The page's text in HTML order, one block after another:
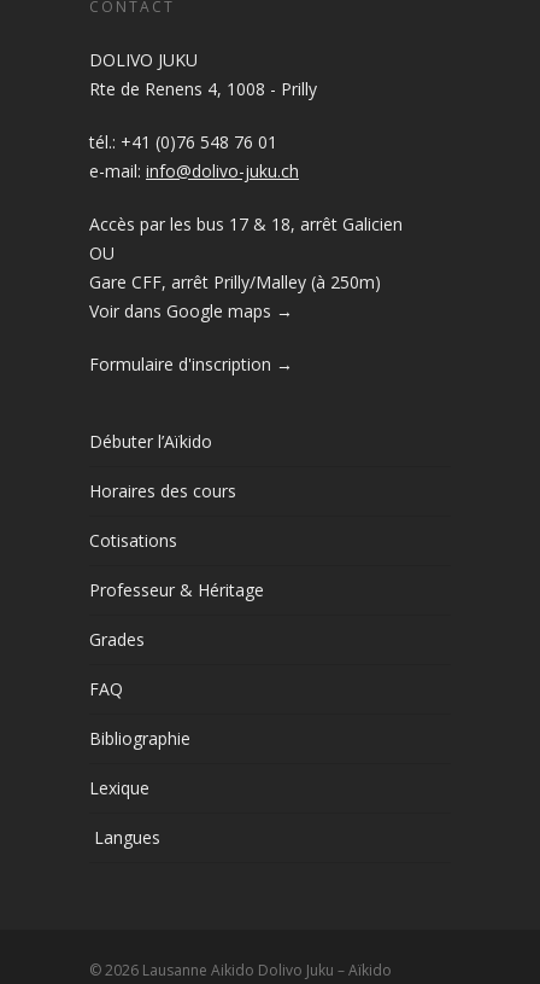
CONTACT
DOLIVO JUKU
Rte de Renens 4, 1008 - Prilly
tél.: +41 (0)76 548 76 01
e-mail: info@dolivo-juku.ch
Accès par les bus 17 & 18, arrêt Galicien
OU
Gare CFF, arrêt Prilly/Malley (à 250m)
Voir dans Google maps →
Formulaire d'inscription →
Débuter l’Aïkido
Horaires des cours
Cotisations
Professeur & Héritage
Grades
FAQ
Bibliographie
Lexique
Langues
© 2026 Lausanne Aikido Dolivo Juku – Aïkido